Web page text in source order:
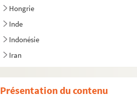
Hongrie
Inde
Indonésie
Iran
Islande
Présentation du contenu